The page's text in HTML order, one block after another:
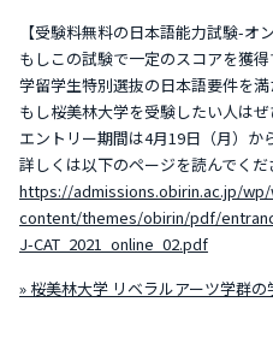
【受験料無料の日本語能力試験-オ
もしこの試験で一定のスコアを獲
学留学生特別選抜の日本語要件を満
もし桜美林大学を受験したい人はぜ
エントリー期間は4月19日（月）か
詳しくは以下のページを読んでくだ
https://admissions.obirin.ac.jp/
content/themes/obirin/pdf/
J-CAT_2021_online_02.pdf
» 桜美林大学 リベラルアーツ学群の